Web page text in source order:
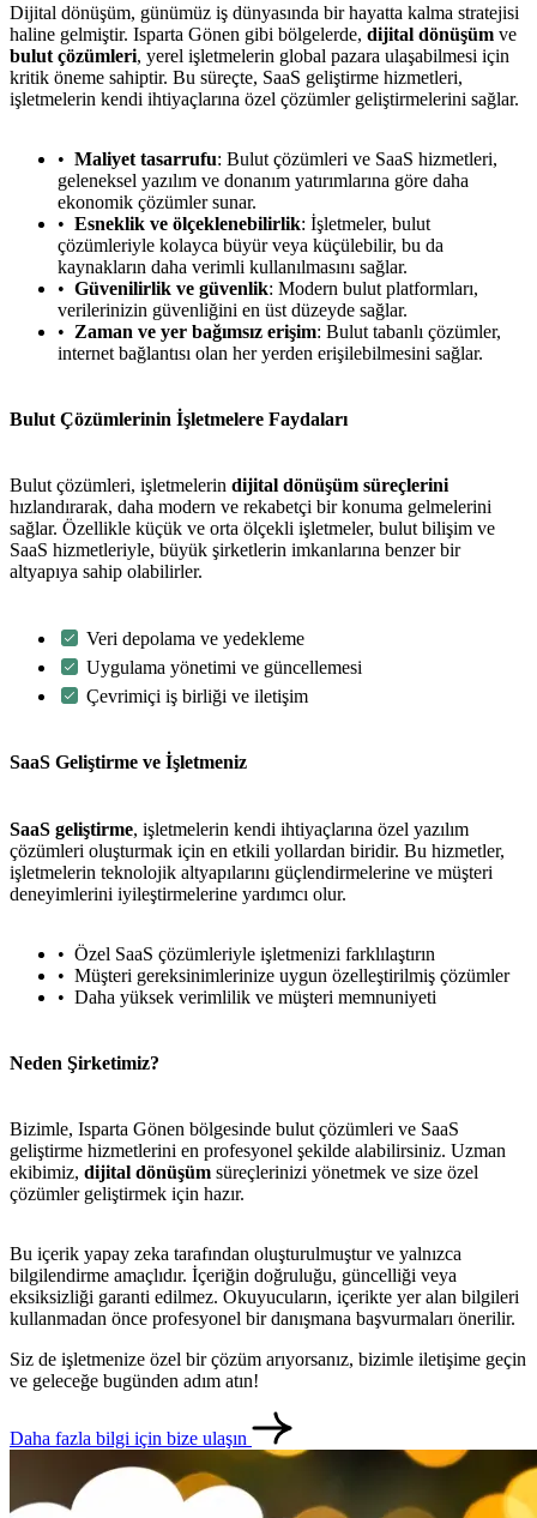
İletişim English
Dijital dönüşüm, günümüz iş dünyasında bir hayatta kalma stratejisi
haline gelmiştir. Isparta Gönen gibi bölgelerde, dijital dönüşüm ve
bulut çözümleri, yerel işletmelerin global pazara ulaşabilmesi için
kritik öneme sahiptir. Bu süreçte, SaaS geliştirme hizmetleri,
işletmelerin kendi ihtiyaçlarına özel çözümler geliştirmelerini sağlar.
Maliyet tasarrufu: Bulut çözümleri ve SaaS hizmetleri,
geleneksel yazılım ve donanım yatırımlarına göre daha
ekonomik çözümler sunar.
Esneklik ve ölçeklenebilirlik: İşletmeler, bulut
çözümleriyle kolayca büyür veya küçülebilir, bu da
kaynakların daha verimli kullanılmasını sağlar.
Güvenilirlik ve güvenlik: Modern bulut platformları,
verilerinizin güvenliğini en üst düzeyde sağlar.
Zaman ve yer bağımsız erişim: Bulut tabanlı çözümler,
internet bağlantısı olan her yerden erişilebilmesini sağlar.
Bulut Çözümlerinin İşletmelere Faydaları
Bulut çözümleri, işletmelerin dijital dönüşüm süreçlerini
hızlandırarak, daha modern ve rekabetçi bir konuma gelmelerini
sağlar. Özellikle küçük ve orta ölçekli işletmeler, bulut bilişim ve
SaaS hizmetleriyle, büyük şirketlerin imkanlarına benzer bir
altyapıya sahip olabilirler.
Veri depolama ve yedekleme
Uygulama yönetimi ve güncellemesi
Çevrimiçi iş birliği ve iletişim
SaaS Geliştirme ve İşletmeniz
SaaS geliştirme, işletmelerin kendi ihtiyaçlarına özel yazılım
çözümleri oluşturmak için en etkili yollardan biridir. Bu hizmetler,
işletmelerin teknolojik altyapılarını güçlendirmelerine ve müşteri
deneyimlerini iyileştirmelerine yardımcı olur.
Özel SaaS çözümleriyle işletmenizi farklılaştırın
Müşteri gereksinimlerinize uygun özelleştirilmiş çözümler
Daha yüksek verimlilik ve müşteri memnuniyeti
Neden Şirketimiz?
Bizimle, Isparta Gönen bölgesinde bulut çözümleri ve SaaS
geliştirme hizmetlerini en profesyonel şekilde alabilirsiniz. Uzman
ekibimiz, dijital dönüşüm süreçlerinizi yönetmek ve size özel
çözümler geliştirmek için hazır.
Bu içerik yapay zeka tarafından oluşturulmuştur ve yalnızca
bilgilendirme amaçlıdır. İçeriğin doğruluğu, güncelliği veya
eksiksizliği garanti edilmez. Okuyucuların, içerikte yer alan bilgileri
kullanmadan önce profesyonel bir danışmana başvurmaları önerilir.
Siz de işletmenize özel bir çözüm arıyorsanız, bizimle iletişime geçin
ve geleceğe bugünden adım atın!
Daha fazla bilgi için bize ulaşın